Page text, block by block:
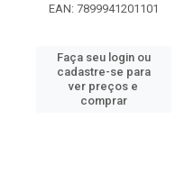
EAN: 7899941201101
Faça seu login ou
cadastre-se para
ver preços e
comprar